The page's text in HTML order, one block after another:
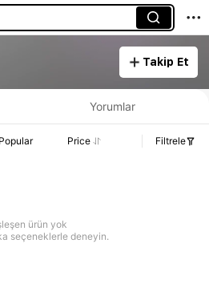
Takip Et
Yorumlar
Price Filtrele
ürün yok
seçeneklerle deneyin.